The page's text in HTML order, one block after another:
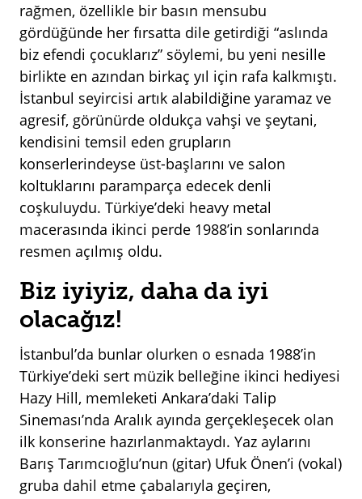
rağmen, özellikle bir basın mensubu
gördüğünde her fırsatta dile getirdiği “aslında
biz efendi çocuklarız” söylemi, bu yeni nesille
birlikte en azından birkaç yıl için rafa kalkmıştı.
İstanbul seyircisi artık alabildiğine yaramaz ve
agresif, görünürde oldukça vahşi ve şeytani,
kendisini temsil eden grupların
konserlerindeyse üst-başlarını ve salon
koltuklarını paramparça edecek denli
coşkuluydu. Türkiye’deki heavy metal
macerasında ikinci perde 1988’in sonlarında
resmen açılmış oldu.
Biz iyiyiz, daha da iyi
olacağız!
İstanbul’da bunlar olurken o esnada 1988’in
Türkiye’deki sert müzik belleğine ikinci hediyesi
Hazy Hill, memleketi Ankara’daki Talip
Sineması’nda Aralık ayında gerçekleşecek olan
ilk konserine hazırlanmaktaydı. Yaz aylarını
Barış Tarımcıoğlu’nun (gitar) Ufuk Önen’i (vokal)
gruba dahil etme çabalarıyla geçiren,